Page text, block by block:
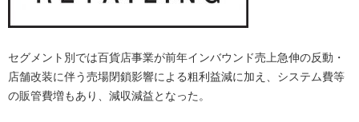
セグメント別では百貨店事業が前年インバウンド売上急伸の反動・
店舗改装に伴う売場閉鎖影響による粗利益減に加え、システム費等
の販管費増もあり、減収減益となった。